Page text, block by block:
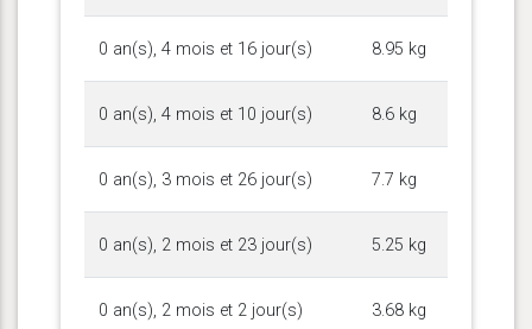
0 an(s), 4 mois et 16 jour(s) 8.95 kg
0 an(s), 4 mois et 10 jour(s) 8.6 kg
0 an(s), 3 mois et 26 jour(s) 7.7 kg
0 an(s), 2 mois et 23 jour(s) 5.25 kg
0 an(s), 2 mois et 2 jour(s) 3.68 kg